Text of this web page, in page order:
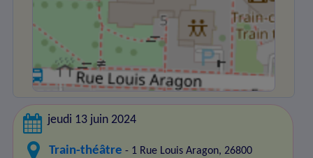
jeudi 13 juin 2024
Train-théâtre- 1 Rue Louis Aragon, 26800